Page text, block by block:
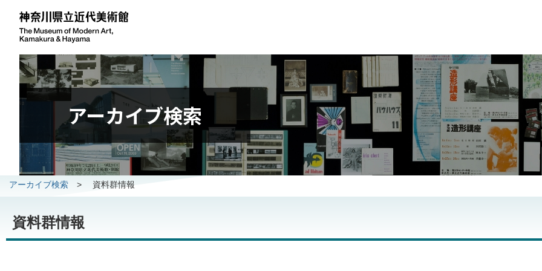
アーカイブ検索
アーカイブ検索 > 資料群情報
資料群情報